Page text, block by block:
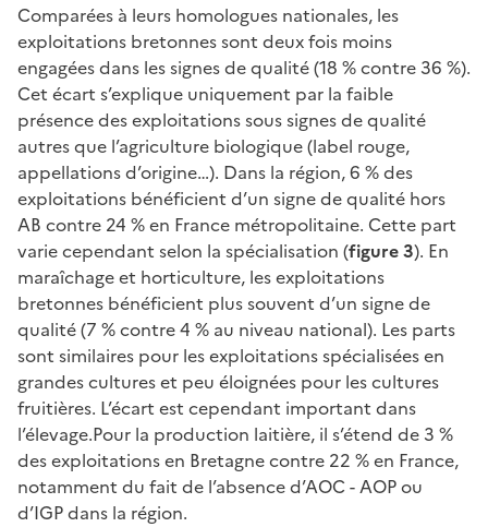
Comparées à leurs homologues nationales, les
exploitations bretonnes sont deux fois moins
engagées dans les signes de qualité (18 % contre 36 %).
Cet écart s’explique uniquement par la faible
présence des exploitations sous signes de qualité
autres que l’agriculture biologique (label rouge,
appellations d’origine…). Dans la région, 6 % des
exploitations bénéficient d’un signe de qualité hors
AB contre 24 % en France métropolitaine. Cette part
varie cependant selon la spécialisation (figure 3). En
maraîchage et horticulture, les exploitations
bretonnes bénéficient plus souvent d’un signe de
qualité (7 % contre 4 % au niveau national). Les parts
sont similaires pour les exploitations spécialisées en
grandes cultures et peu éloignées pour les cultures
fruitières. L’écart est cependant important dans
l’élevage.Pour la production laitière, il s’étend de 3 %
des exploitations en Bretagne contre 22 % en France,
notamment du fait de l’absence d’AOC - AOP ou
d’IGP dans la région.